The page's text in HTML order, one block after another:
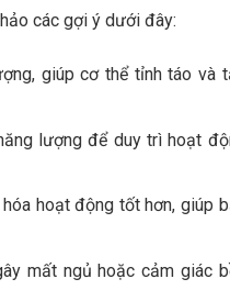
các gợi ý dưới đây:
giúp cơ thể tỉnh táo và
lượng để duy trì hoạt
hoạt động tốt hơn, giúp
mất ngủ hoặc cảm giác